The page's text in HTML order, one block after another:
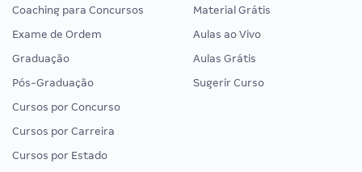
Coaching para Concursos
Exame de Ordem
Graduação
Pós-Graduação
Cursos por Concurso
Cursos por Carreira
Cursos por Estado
Material Grátis
Aulas ao Vivo
Aulas Grátis
Sugerir Curso